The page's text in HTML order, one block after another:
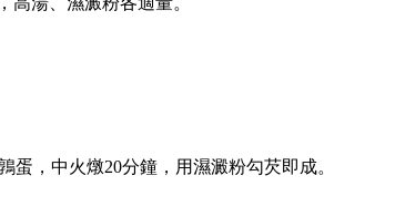
，中火燉20分鐘，用濕澱粉勾芡即成。